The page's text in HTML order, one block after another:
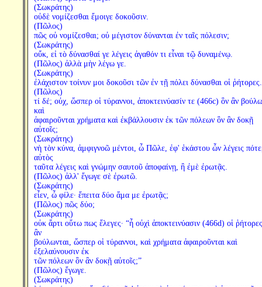
(Σωκράτης)
οὐδὲ νομίζεσθαι ἔμοιγε δοκοῦσιν.
(Πῶλος)
πῶς οὐ νομίζεσθαι; οὐ μέγιστον δύνανται ἐν ταῖς πόλεσιν;
(Σωκράτης)
οὔκ, εἰ τὸ δύνασθαί γε λέγεις ἀγαθόν τι εἶναι τῷ δυναμένῳ.
(Πῶλος) ἀλλὰ μὴν λέγω γε.
(Σωκράτης)
ἐλάχιστον τοίνυν μοι δοκοῦσι τῶν ἐν τῇ πόλει δύνασθαι οἱ ῥήτορες.
(Πῶλος)
τί δέ; οὐχ, ὥσπερ οἱ τύραννοι, ἀποκτεινύασίν τε (466c) ὃν ἂν
καὶ
ἀφαιροῦνται χρήματα καὶ ἐκβάλλουσιν ἐκ τῶν πόλεων ὃν ἂν δοκῇ
αὐτοῖς;
(Σωκράτης)
νὴ τὸν κύνα, ἀμφιγνοῶ μέντοι, ὦ Πῶλε, ἐφ' ἑκάστου ὧν λέγεις
αὐτὸς
ταῦτα λέγεις καὶ γνώμην σαυτοῦ ἀποφαίνῃ, ἢ ἐμὲ ἐρωτᾷς.
(Πῶλος) ἀλλ' ἔγωγε σὲ ἐρωτῶ.
(Σωκράτης)
εἶεν, ὦ φίλε· ἔπειτα δύο ἅμα με ἐρωτᾷς;
(Πῶλος) πῶς δύο;
(Σωκράτης)
οὐκ ἄρτι οὕτω πως ἔλεγες· “ἦ οὐχὶ ἀποκτεινύασιν (466d) οἱ
ἂν
βούλωνται, ὥσπερ οἱ τύραννοι, καὶ χρήματα ἀφαιροῦνται καὶ
ἐξελαύνουσιν ἐκ
τῶν πόλεων ὃν ἂν δοκῇ αὐτοῖς;”
(Πῶλος) ἔγωγε.
(Σωκράτης)